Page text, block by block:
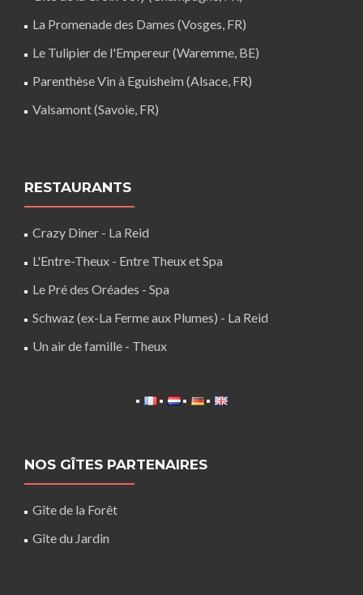
La Promenade des Dames (Vosges, FR)
Le Tulipier de l'Empereur (Waremme, BE)
Parenthèse Vin à Eguisheim (Alsace, FR)
Valsamont (Savoie, FR)
RESTAURANTS
Crazy Diner - La Reid
L'Entre-Theux - Entre Theux et Spa
Le Pré des Oréades - Spa
Schwaz (ex-La Ferme aux Plumes) - La Reid
Un air de famille - Theux
NOS GÎTES PARTENAIRES
Gîte de la Forêt
Gîte du Jardin